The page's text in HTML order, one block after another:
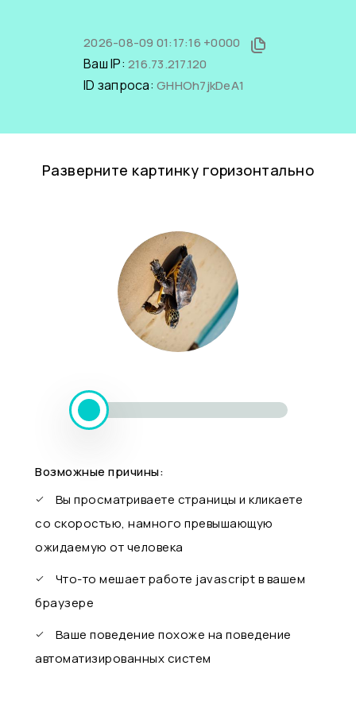
2026-08-09 01:17:16 +0000
Ваш IP: 216.73.217.120
ID запроса: GHHOh7jkDeA1
Разверните картинку горизонтально
Возможные причины:
Вы просматриваете страницы и кликаете
со скоростью, намного превышающую
ожидаемую от человека
Что-то мешает работе javascript в вашем
браузере
Ваше поведение похоже на поведение
автоматизированных систем